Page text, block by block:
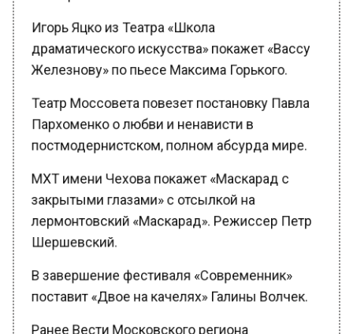
Игорь Яцко из Театра «Школа
драматического искусства» покажет «Вассу
Железнову» по пьесе Максима Горького.
Театр Моссовета повезет постановку Павла
Пархоменко о любви и ненависти в
постмодернистском, полном абсурда мире.
МХТ имени Чехова покажет «Маскарад с
закрытыми глазами» с отсылкой на
лермонтовский «Маскарад». Режиссер Петр
Шершевский.
В завершение фестиваля «Современник»
поставит «Двое на качелях» Галины Волчек.